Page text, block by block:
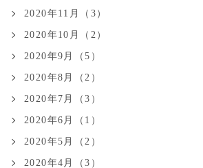
2020年11月（3）
2020年10月（2）
2020年9月（5）
2020年8月（2）
2020年7月（3）
2020年6月（1）
2020年5月（2）
2020年4月（3）